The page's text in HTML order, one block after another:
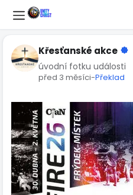
Křesťanské akce
úvodní fotku události
před 3 měsíci-Překlad